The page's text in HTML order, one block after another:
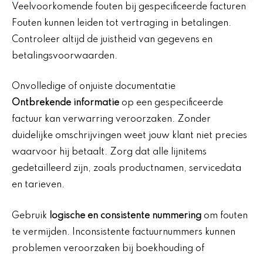
Veelvoorkomende fouten bij gespecificeerde facturen
Fouten kunnen leiden tot vertraging in betalingen.
Controleer altijd de juistheid van gegevens en
betalingsvoorwaarden.
Onvolledige of onjuiste documentatie
Ontbrekende informatie op een gespecificeerde
factuur kan verwarring veroorzaken. Zonder
duidelijke omschrijvingen weet jouw klant niet precies
waarvoor hij betaalt. Zorg dat alle lijnitems
gedetailleerd zijn, zoals productnamen, servicedata
en tarieven.
Gebruik logische en consistente nummering om fouten
te vermijden. Inconsistente factuurnummers kunnen
problemen veroorzaken bij boekhouding of